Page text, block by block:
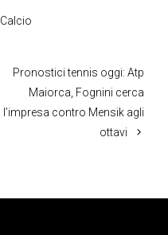
Calcio
Pronostici tennis oggi: Atp
Maiorca, Fognini cerca
l’impresa contro Mensik agli
ottavi